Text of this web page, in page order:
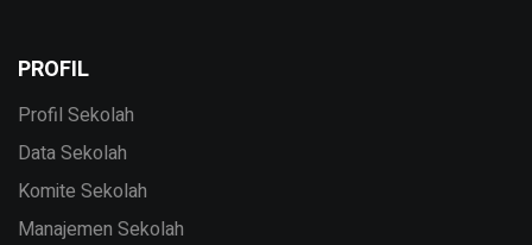
PROFIL
Profil Sekolah
Data Sekolah
Komite Sekolah
Manajemen Sekolah